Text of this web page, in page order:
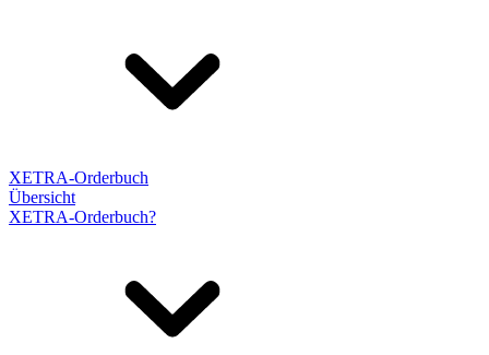
XETRA-Orderbuch
Übersicht
XETRA-Orderbuch?